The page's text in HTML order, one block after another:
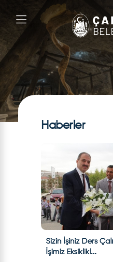
Haberler
Sizin İşiniz Ders
İşimiz Eksiklikl...